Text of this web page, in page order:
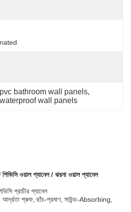
pvc bathroom wall panels,
waterproof wall panels
ওয়াল প্যানেল / ঝরনা ওয়াল প্যানেল
প্রাচীর প্যানেল
আর্দ্রতা প্রুফ, ছাঁচ-প্রমাণ, সাউন্ড-Absorbing,